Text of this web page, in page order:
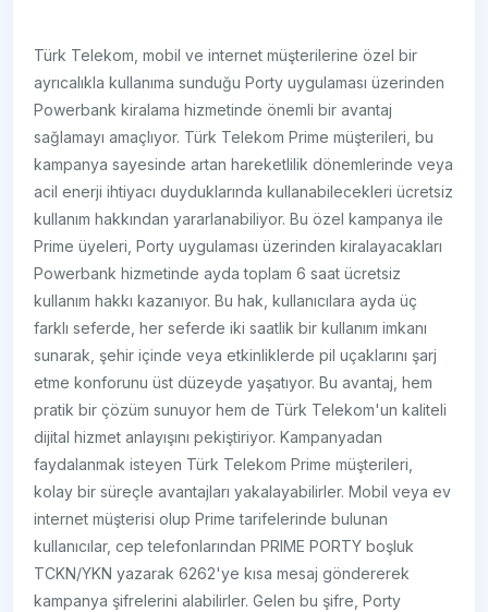
Türk Telekom, mobil ve internet müşterilerine özel bir
ayrıcalıkla kullanıma sunduğu Porty uygulaması üzerinden
Powerbank kiralama hizmetinde önemli bir avantaj
sağlamayı amaçlıyor. Türk Telekom Prime müşterileri, bu
kampanya sayesinde artan hareketlilik dönemlerinde veya
acil enerji ihtiyacı duyduklarında kullanabilecekleri ücretsiz
kullanım hakkından yararlanabiliyor. Bu özel kampanya ile
Prime üyeleri, Porty uygulaması üzerinden kiralayacakları
Powerbank hizmetinde ayda toplam 6 saat ücretsiz
kullanım hakkı kazanıyor. Bu hak, kullanıcılara ayda üç
farklı seferde, her seferde iki saatlik bir kullanım imkanı
sunarak, şehir içinde veya etkinliklerde pil uçaklarını şarj
etme konforunu üst düzeyde yaşatıyor. Bu avantaj, hem
pratik bir çözüm sunuyor hem de Türk Telekom'un kaliteli
dijital hizmet anlayışını pekiştiriyor. Kampanyadan
faydalanmak isteyen Türk Telekom Prime müşterileri,
kolay bir süreçle avantajları yakalayabilirler. Mobil veya ev
internet müşterisi olup Prime tarifelerinde bulunan
kullanıcılar, cep telefonlarından PRIME PORTY boşluk
TCKN/YKN yazarak 6262'ye kısa mesaj göndererek
kampanya şifrelerini alabilirler. Gelen bu şifre, Porty